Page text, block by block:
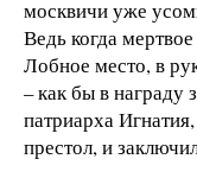
москвичи уже
Ведь когда
Лобное место, в
– как бы в награду
патриарха
престол, и